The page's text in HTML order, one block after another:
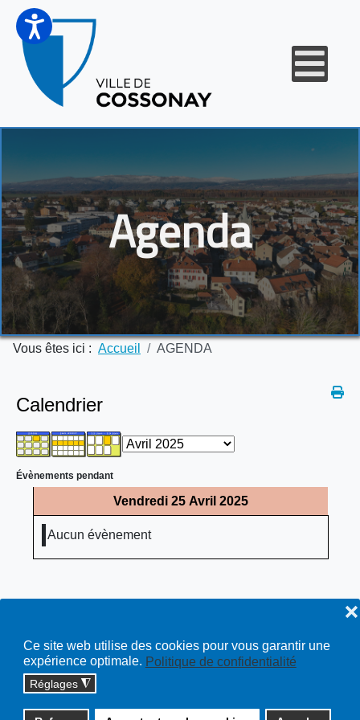
Ce site web utilise des cookies pour vous garantir une
expérience optimale. Politique de confidentialité
Réglages ◮
❌
Agenda
Vous êtes ici : Accueil AGENDA
Calendrier
Évènements pendant
Vendredi 25 Avril 2025
Aucun évènement
Copyright © 2026 cossonay.ch - tous droits réservés | site :